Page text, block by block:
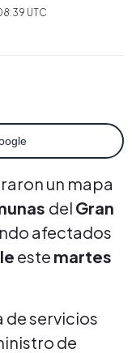
UTC
un mapa
del Gran
afectados
este martes
de servicios
de